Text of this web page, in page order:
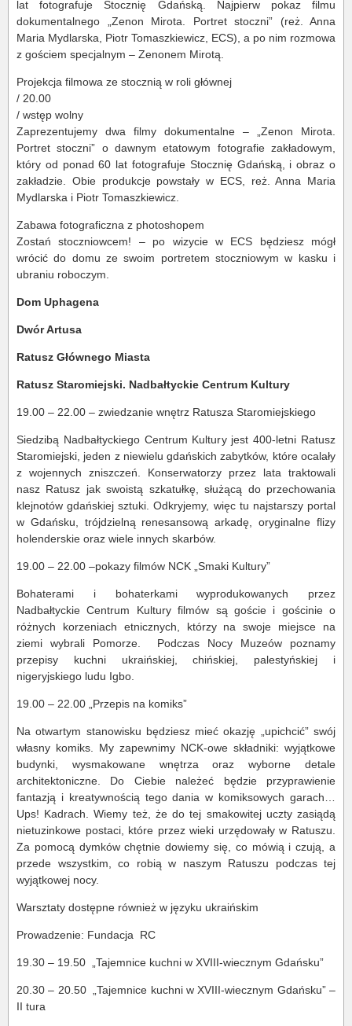
lat fotografuje Stocznię Gdańską. Najpierw pokaz filmu
dokumentalnego „Zenon Mirota. Portret stoczni” (reż. Anna
Maria Mydlarska, Piotr Tomaszkiewicz, ECS), a po nim rozmowa
z gościem specjalnym – Zenonem Mirotą.
Projekcja filmowa ze stocznią w roli głównej
/ 20.00
/ wstęp wolny
Zaprezentujemy dwa filmy dokumentalne – „Zenon Mirota.
Portret stoczni” o dawnym etatowym fotografie zakładowym,
który od ponad 60 lat fotografuje Stocznię Gdańską, i obraz o
zakładzie. Obie produkcje powstały w ECS, reż. Anna Maria
Mydlarska i Piotr Tomaszkiewicz.
Zabawa fotograficzna z photoshopem
Zostań stoczniowcem! – po wizycie w ECS będziesz mógł
wrócić do domu ze swoim portretem stoczniowym w kasku i
ubraniu roboczym.
Dom Uphagena
Dwór Artusa
Ratusz Głównego Miasta
Ratusz Staromiejski. Nadbałtyckie Centrum Kultury
19.00 – 22.00 – zwiedzanie wnętrz Ratusza Staromiejskiego
Siedzibą Nadbałtyckiego Centrum Kultury jest 400-letni Ratusz
Staromiejski, jeden z niewielu gdańskich zabytków, które ocalały
z wojennych zniszczeń. Konserwatorzy przez lata traktowali
nasz Ratusz jak swoistą szkatułkę, służącą do przechowania
klejnotów gdańskiej sztuki. Odkryjemy, więc tu najstarszy portal
w Gdańsku, trójdzielną renesansową arkadę, oryginalne flizy
holenderskie oraz wiele innych skarbów.
19.00 – 22.00 –pokazy filmów NCK „Smaki Kultury”
Bohaterami i bohaterkami wyprodukowanych przez
Nadbałtyckie Centrum Kultury filmów są goście i gościnie o
różnych korzeniach etnicznych, którzy na swoje miejsce na
ziemi wybrali Pomorze. Podczas Nocy Muzeów poznamy
przepisy kuchni ukraińskiej, chińskiej, palestyńskiej i
nigeryjskiego ludu Igbo.
19.00 – 22.00 „Przepis na komiks”
Na otwartym stanowisku będziesz mieć okazję „upichcić” swój
własny komiks. My zapewnimy NCK-owe składniki: wyjątkowe
budynki, wysmakowane wnętrza oraz wyborne detale
architektoniczne. Do Ciebie należeć będzie przyprawienie
fantazją i kreatywnością tego dania w komiksowych garach…
Ups! Kadrach. Wiemy też, że do tej smakowitej uczty zasiądą
nietuzinkowe postaci, które przez wieki urzędowały w Ratuszu.
Za pomocą dymków chętnie dowiemy się, co mówią i czują, a
przede wszystkim, co robią w naszym Ratuszu podczas tej
wyjątkowej nocy.
Warsztaty dostępne również w języku ukraińskim
Prowadzenie: Fundacja RC
19.30 – 19.50 „Tajemnice kuchni w XVIII-wiecznym Gdańsku”
20.30 – 20.50 „Tajemnice kuchni w XVIII-wiecznym Gdańsku” –
II tura